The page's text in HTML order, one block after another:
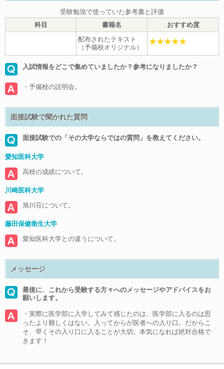
受験勉強で使っていた参考書と評価
科目
書籍名
おすすめ度
配布されたテキスト
（予備校オリジナル）
入試情報をどこで集めていましたか？参考になりましたか？
・予備校の説明会。
面接試験で聞かれた質問
面接試験での「その大学ならではの質問」を教えてください。
愛知医科大学
高校の成績について。
川崎医科大学
旭川荘について。
藤田保健衛生大学
愛知医科大学との違うについて。
メッセージ
最後に、これから受験する方々へのメッセージやアドバイスをお
願いします。
・実際に医学部に入学してみて感じたのは、医学部に入るのは思
ったより難しくはない。入ってからが医者への入り口。だからこ
そ、早くその入り口に入ることが大切。本気になれば絶対合格で
きます！